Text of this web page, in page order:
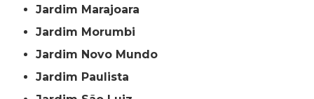
Jardim Marajoara
Jardim Morumbi
Jardim Novo Mundo
Jardim Paulista